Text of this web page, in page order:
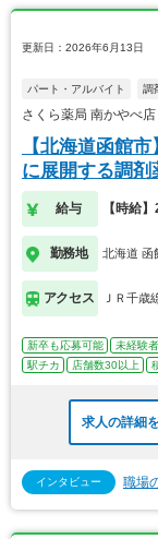
更新日：2026年6月13日
パート・アルバイト 調
さくら薬局 南かやべ
【北海道函館
に展開する調
給与 【時給
勤務地 北海道 函
アクセス ＪＲ千歳
新卒も応募可能 未経験
駅チカ
店舗数30以上
求人の詳細
インタビュー 職場